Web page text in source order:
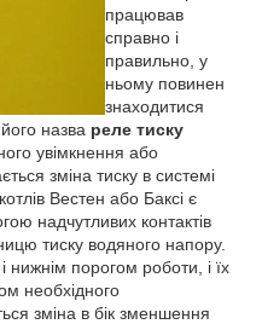
працював
справно і
правильно, у
ньому повинен
знаходитися
назва реле тиску
увімкнення або
зміна тиску в системі
Вестен або Баксі є
надчутливих контактів
тиску водяного напору.
нижнім порогом роботи, і їх
необхідного
зміна в бік зменшення